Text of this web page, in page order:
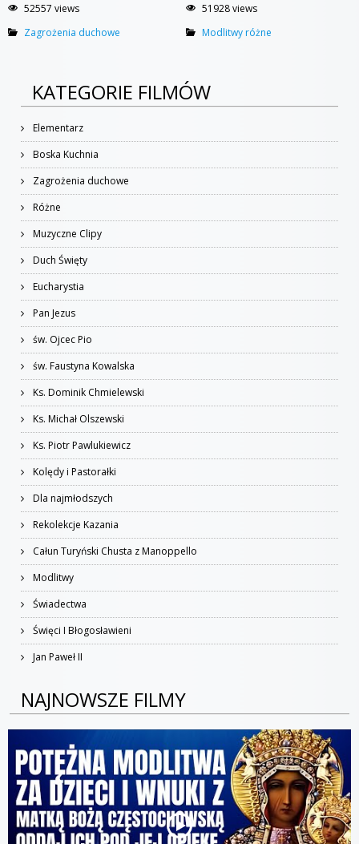
52557 views
Zagrożenia duchowe
51928 views
Modlitwy różne
KATEGORIE FILMÓW
Elementarz
Boska Kuchnia
Zagrożenia duchowe
Różne
Muzyczne Clipy
Duch Święty
Eucharystia
Pan Jezus
św. Ojcec Pio
św. Faustyna Kowalska
Ks. Dominik Chmielewski
Ks. Michał Olszewski
Ks. Piotr Pawlukiewicz
Kolędy i Pastorałki
Dla najmłodszych
Rekolekcje Kazania
Całun Turyński Chusta z Manoppello
Modlitwy
Świadectwa
Święci I Błogosławieni
Jan Paweł II
NAJNOWSZE FILMY